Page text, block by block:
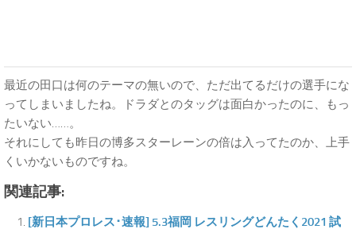
最近の田口は何のテーマの無いので、ただ出てるだけの選手にな
ってしまいましたね。ドラダとのタッグは面白かったのに、もっ
たいない……。
それにしても昨日の博多スターレーンの倍は入ってたのか、上手
くいかないものですね。
関連記事:
[新日本プロレス･速報] 5.3福岡 レスリングどんたく2021 試